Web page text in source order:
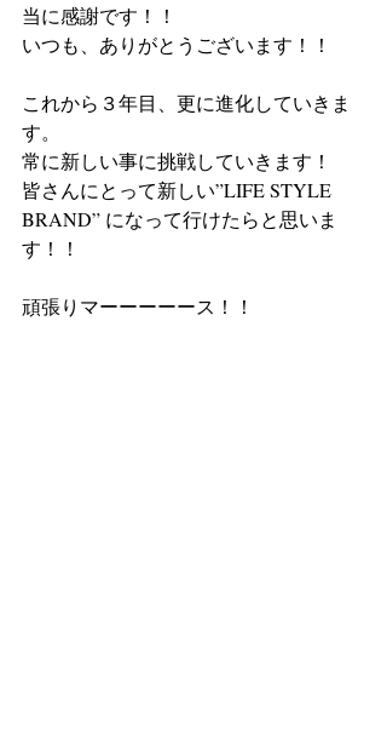
当に感謝です！！
いつも、ありがとうございます！！
これから３年目、更に進化していきま
す。
常に新しい事に挑戦していきます！
皆さんにとって新しい”LIFE STYLE
BRAND” になって行けたらと思いま
す！！
頑張りマーーーーース！！